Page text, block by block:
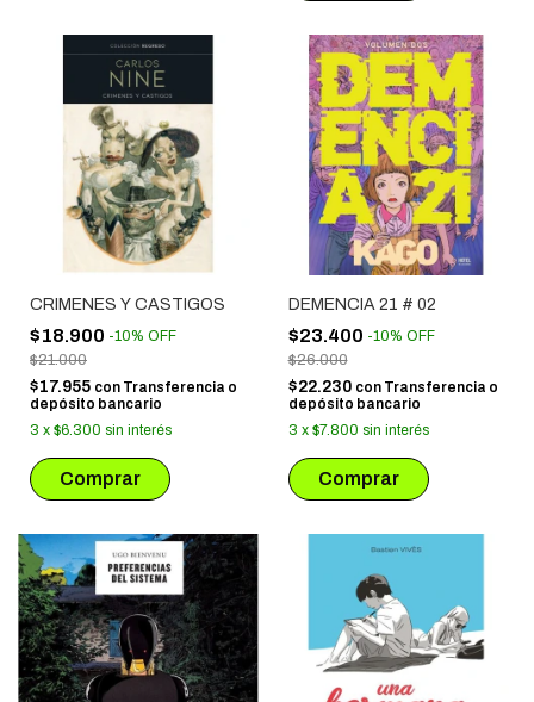
CRIMENES Y CASTIGOS
$18.900 -10% OFF
$21.000
$17.955 con Transferencia o
depósito bancario
3 x $6.300 sin interés
DEMENCIA 21 # 02
$23.400 -10% OFF
$26.000
$22.230 con Transferencia o
depósito bancario
3 x $7.800 sin interés